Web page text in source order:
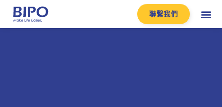
聯繫我們